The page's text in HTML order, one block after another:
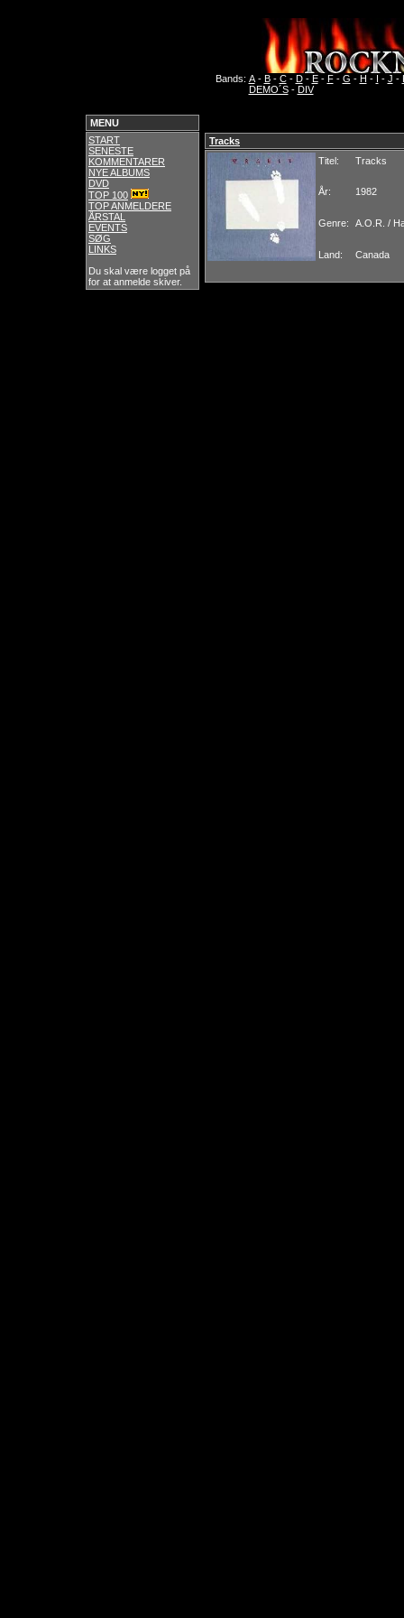
Bands: A- B- C- D- E- F- G - H - I - J -
DEMO´S- DIV
MENU
START
SENESTE
KOMMENTARER
NYE ALBUMS
DVD
TOP 100
TOP ANMELDERE
ÅRSTAL
EVENTS
SØG
LINKS
Du skal være logget på
for at anmelde skiver.
Tracks
Titel:
Tracks
År: 1982
Genre: A.O.R. /
Land: Canada